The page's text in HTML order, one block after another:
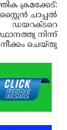
ക്രമക്കേട്:
ചാപ്പല്‍
ഡയറക്ടറെ
നിന്ന്
നീക്കം ചെയ്തു